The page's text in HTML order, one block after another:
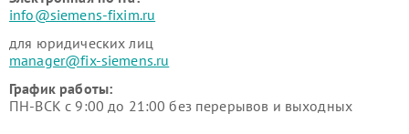
info@siemens-fixim.ru
для юридических лиц
manager@fix-siemens.ru
График работы:
ПН-ВСК с 9:00 до 21:00 без перерывов и выходных